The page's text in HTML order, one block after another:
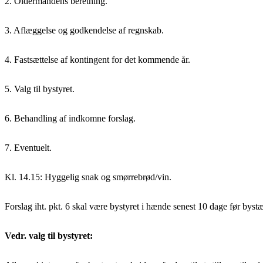
3. Aflæggelse og godkendelse af regnskab.
4. Fastsættelse af kontingent for det kommende år.
5. Valg til bystyret.
6. Behandling af indkomne forslag.
7. Eventuelt.
Kl. 14.15: Hyggelig snak og smørrebrød/vin.
Forslag iht. pkt. 6 skal være bystyret i hænde senest 10 dage før
Vedr. valg til bystyret: